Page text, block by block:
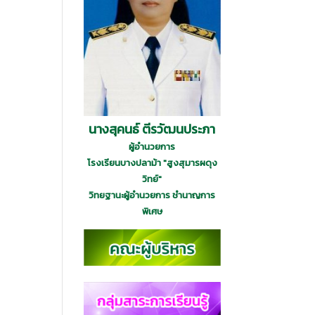
นางสุคนธ์ ตีรวัฒนประภา
ผู้อำนวยการ
โรงเรียนบางปลาม้า "สูงสุมารผดุง
วิทย์"
วิทยฐานะผู้อำนวยการ ชำนาญการ
พิเศษ